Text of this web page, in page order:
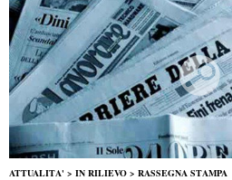
ATTUALITA' > IN RILIEVO > RASSEGNA STAMPA